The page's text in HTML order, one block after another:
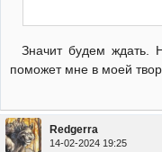
Значит будем ждать.
поможет мне в моей
Redgerra
14-02-2024 19:25